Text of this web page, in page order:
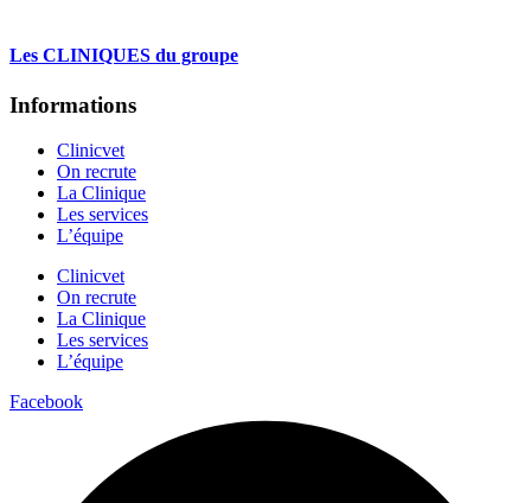
Les CLINIQUES du groupe
Informations
Clinicvet
On recrute
La Clinique
Les services
L’équipe
Clinicvet
On recrute
La Clinique
Les services
L’équipe
Facebook